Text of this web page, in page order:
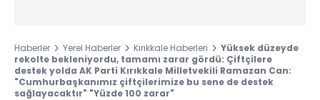
Haberler Yerel Haberler Kırıkkale Haberleri
Yüksek düzeyde
rekolte bekleniyordu, tamamı zarar gördü: Çiftçilere
destek yolda AK Parti Kırıkkale Milletvekili Ramazan Can:
"Cumhurbaşkanımız çiftçilerimize bu sene de destek
sağlayacaktır" "Yüzde 100 zarar"